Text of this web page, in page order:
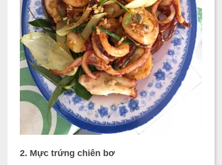
2. Mực trứng chiên bơ